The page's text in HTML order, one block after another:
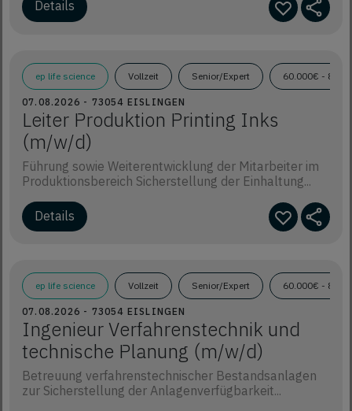
Details
ep life science Vollzeit Senior/Expert 60.000€ -
07.08.2026 - 73054 EISLINGEN
Leiter Produktion Printing Inks
(m/w/d)
Führung sowie Weiterentwicklung der Mitarbeiter im
Produktionsbereich Sicherstellung der Einhaltung...
Details
ep life science Vollzeit Senior/Expert 60.000€ -
07.08.2026 - 73054 EISLINGEN
Ingenieur Verfahrenstechnik und
technische Planung (m/w/d)
Betreuung verfahrenstechnischer Bestandsanlagen
zur Sicherstellung der Anlagenverfügbarkeit...